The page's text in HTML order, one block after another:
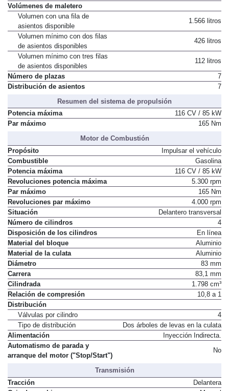
Volúmenes de maletero
Volumen con una fila de
asientos disponible
1.566 litros
Volumen mínimo con dos filas
de asientos disponibles
426 litros
Volumen mínimo con tres filas
de asientos disponibles
112 litros
Número de plazas
7
Distribución de asientos
7
Resumen del sistema de propulsión
Potencia máxima
116 CV / 85 kW
Par máximo
165 Nm
Motor de Combustión
Propósito
Impulsar el vehículo
Combustible
Gasolina
Potencia máxima
116 CV / 85 kW
Revoluciones potencia máxima
5.300 rpm
Par máximo
165 Nm
Revoluciones par máximo
4.000 rpm
Situación
Delantero transversal
Número de cilindros
4
Disposición de los cilindros
En línea
Material del bloque
Aluminio
Material de la culata
Aluminio
Diámetro
83 mm
Carrera
83,1 mm
Cilindrada
1.798 cm³
Relación de compresión
10,8 a 1
Distribución
Válvulas por cilindro
4
Tipo de distribución
Dos árboles de levas en la culata
Alimentación
Inyección Indirecta.
Automatismo de parada y
arranque del motor ("Stop/Start")
No
Transmisión
Tracción
Delantera